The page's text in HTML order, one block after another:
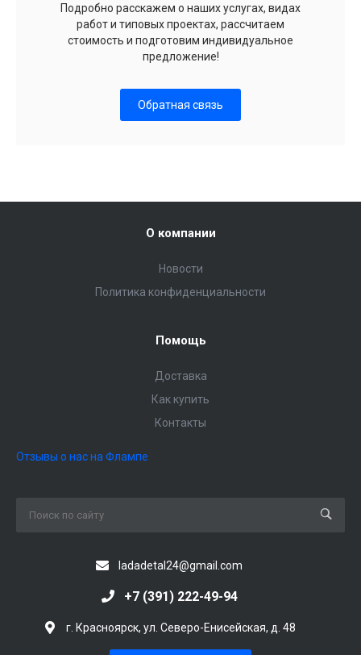
Подробно расскажем о наших услугах, видах
работ и типовых проектах, рассчитаем
стоимость и подготовим индивидуальное
предложение!
Обратная связь
О компании
Новости
Политика конфиденциальности
Помощь
Доставка
Как купить
Контакты
Отзывы о нас на Флампе
ladadetal24@gmail.com
+7 (391) 222-49-94
г. Красноярск, ул. Северо-Енисейская, д. 48